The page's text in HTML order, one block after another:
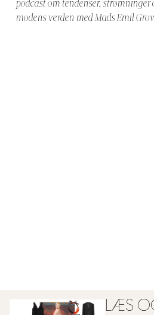
podcast om tendenser, strømninger
modens verden med Mads Emil
LÆS